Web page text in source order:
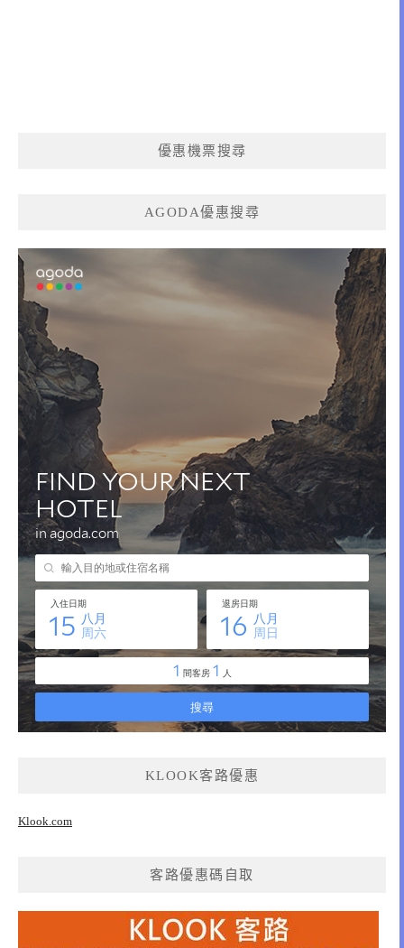
優惠機票搜尋
AGODA優惠搜尋
KLOOK客路優惠
Klook.com
客路優惠碼自取